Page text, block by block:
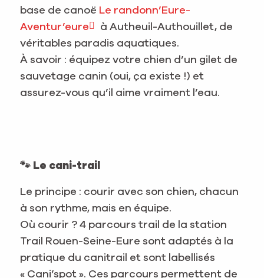
base de canoë Le randonn’Eure-
Aventur’eure
à Autheuil-Authouillet, de
véritables paradis aquatiques.
À savoir : équipez votre chien d’un gilet de
sauvetage canin (oui, ça existe !) et
assurez-vous qu’il aime vraiment l’eau.
🐾 Le cani-trail
Le principe : courir avec son chien, chacun
à son rythme, mais en équipe.
Où courir ? 4 parcours trail de la station
Trail Rouen-Seine-Eure sont adaptés à la
pratique du canitrail et sont labellisés
« Cani’spot ». Ces parcours permettent de